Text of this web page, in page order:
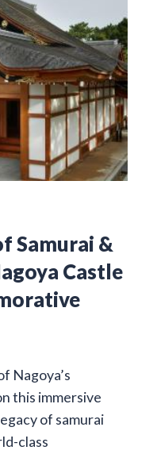
Samurai &
Castle
Nagoya’s
this immersive
of samurai
class